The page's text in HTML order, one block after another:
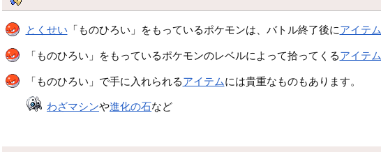
とくせい 「ものひろい」をもっているポケモンは、バトル終了後にアイテム
「ものひろい」をもっているポケモンのレベルによって拾ってくるアイテム
「ものひろい」で手に入れられるアイテムには貴重なものもあります。
わざマシンや進化の石など